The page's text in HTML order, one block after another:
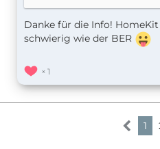
Danke für die Info!
schwierig wie der BER
1
1